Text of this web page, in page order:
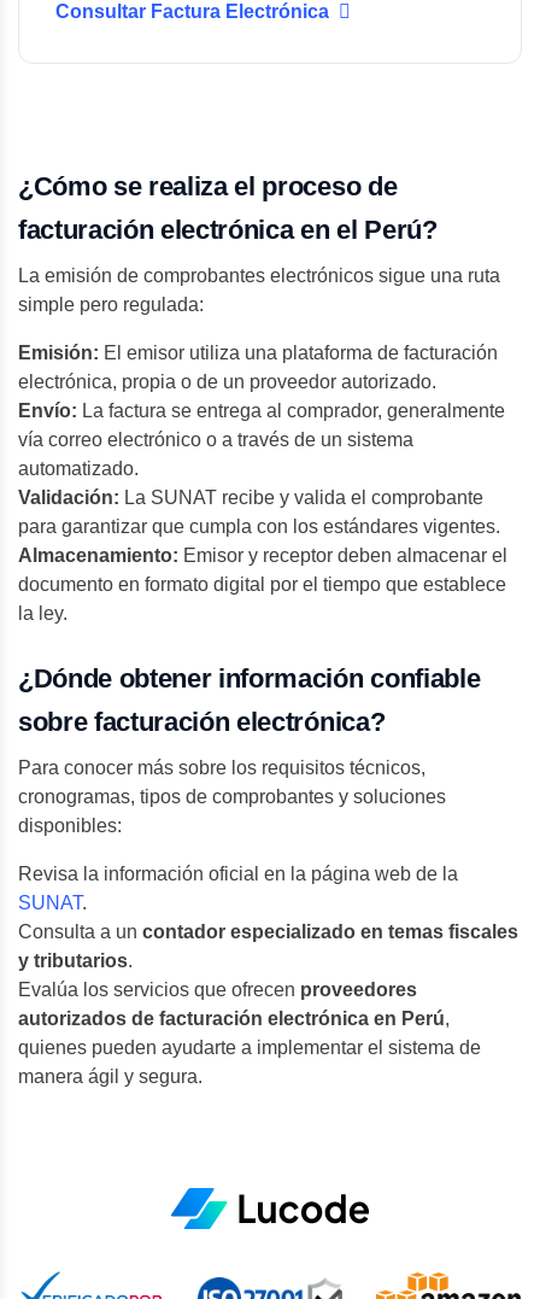
Consultar Factura Electrónica
¿Cómo se realiza el proceso de
facturación electrónica en el Perú?
La emisión de comprobantes electrónicos sigue una ruta
simple pero regulada:
Emisión: El emisor utiliza una plataforma de facturación
electrónica, propia o de un proveedor autorizado.
Envío: La factura se entrega al comprador, generalmente
vía correo electrónico o a través de un sistema
automatizado.
Validación: La SUNAT recibe y valida el comprobante
para garantizar que cumpla con los estándares vigentes.
Almacenamiento: Emisor y receptor deben almacenar el
documento en formato digital por el tiempo que establece
la ley.
¿Dónde obtener información confiable
sobre facturación electrónica?
Para conocer más sobre los requisitos técnicos,
cronogramas, tipos de comprobantes y soluciones
disponibles:
Revisa la información oficial en la página web de la
SUNAT.
Consulta a un contador especializado en temas fiscales
y tributarios.
Evalúa los servicios que ofrecen proveedores
autorizados de facturación electrónica en Perú,
quienes pueden ayudarte a implementar el sistema de
manera ágil y segura.